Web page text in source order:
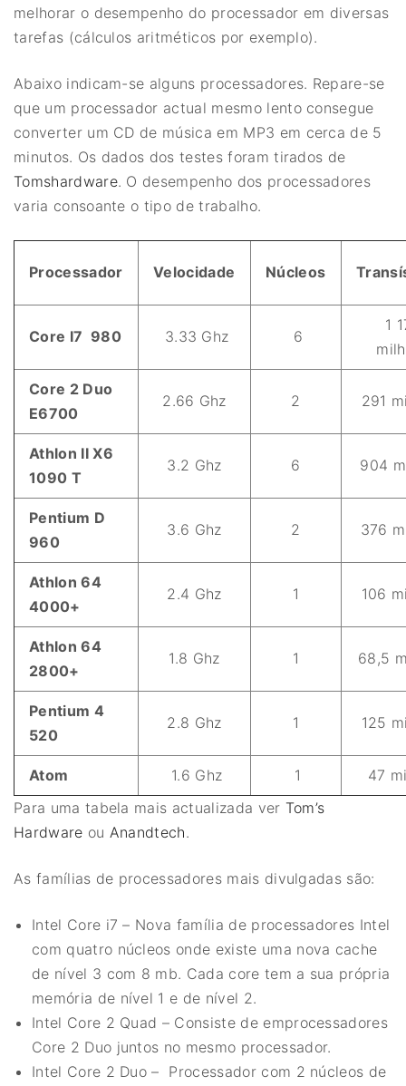
melhorar o desempenho do processador em diversas
tarefas (cálculos aritméticos por exemplo).
Abaixo indicam-se alguns processadores. Repare-se
que um processador actual mesmo lento consegue
converter um CD de música em MP3 em cerca de 5
minutos. Os dados dos testes foram tirados de
Tomshardware. O desempenho dos processadores
varia consoante o tipo de trabalho.
Processador Velocidade Núcleos
Core I7 980 3.33 Ghz 6
1
Core 2 Duo
E6700
2.66 Ghz 2 291
Athlon II X6
1090 T
3.2 Ghz 6 904
Pentium D
960
3.6 Ghz 2 376
Athlon 64
4000+
2.4 Ghz 1 106
Athlon 64
2800+
1.8 Ghz 1 68,5
Pentium 4
520
2.8 Ghz 1 125
Atom 1.6 Ghz 1
47
Para uma tabela mais actualizada ver Tom’s
Hardware ou Anandtech.
As famílias de processadores mais divulgadas são:
Intel Core i7 – Nova família de processadores Intel
com quatro núcleos onde existe uma nova cache
de nível 3 com 8 mb. Cada core tem a sua própria
memória de nível 1 e de nível 2.
Intel Core 2 Quad – Consiste de emprocessadores
Core 2 Duo juntos no mesmo processador.
Intel Core 2 Duo – Processador com 2 núcleos de